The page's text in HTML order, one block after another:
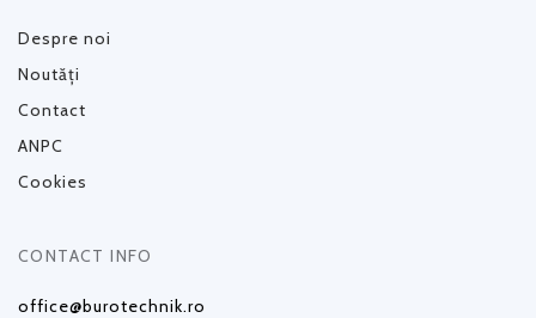
Despre noi
Noutăți
Contact
ANPC
Cookies
CONTACT INFO
office@burotechnik.ro